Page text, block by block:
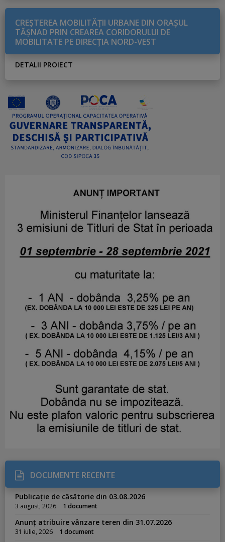
CREŞTEREA MOBILITĂŢII URBANE DIN ORAŞUL
TĂŞNAD PRIN CREAREA CORIDORULUI DE
MOBILITATE PE DIRECŢIA NORD-VEST
DETALII PROIECT
DOCUMENTE RECENTE
Publicație de căsătorie din 03.08.2026
3 august, 2026 1 document
Anunț atribuire vânzare teren din 31.07.2026
31 iulie, 2026 1 document